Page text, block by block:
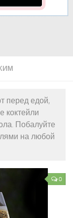
перед едой,
коктейли
Побалуйте
на любой
0